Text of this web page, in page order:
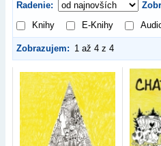
Radenie:
Knihy
E-Knihy
Zobrazujem: 1 až 4 z 4